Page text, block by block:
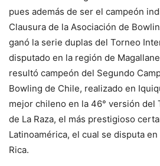
pues además de ser el campeón
Clausura de la Asociación de
ganó la serie duplas del Torneo
disputado en la región de
resultó campeón del Segundo
Bowling de Chile, realizado en
mejor chileno en la 46° versión del
de La Raza, el más prestigioso
Latinoamérica, el cual se disputa
Rica.